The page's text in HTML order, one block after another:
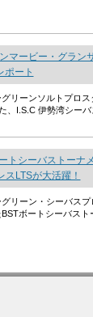
マービー・グラン
ート
リーンソルトプロ
、I.S.C 伊勢湾シー
トシーバストーナ
スLTSが大活躍！
リーン・シーバス
ボートシーバス